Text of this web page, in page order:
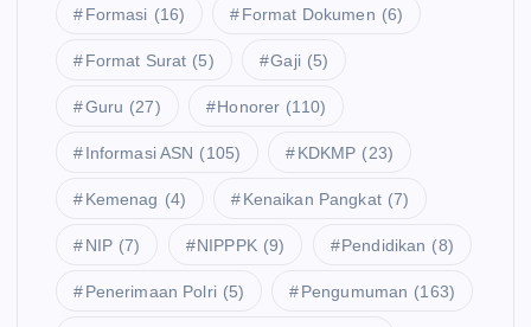
Formasi (16) Format Dokumen (6)
Format Surat (5) Gaji (5)
Guru (27) Honorer (110)
Informasi ASN (105) KDKMP (23)
Kemenag (4) Kenaikan Pangkat (7)
NIP (7) NIPPPK (9) Pendidikan (8)
Penerimaan Polri (5) Pengumuman (163)